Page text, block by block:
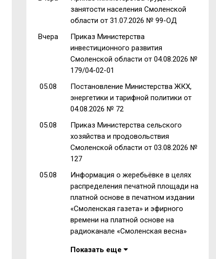
занятости населения Смоленской
области от 31.07.2026 № 99-ОД
Вчера
Приказ Министерства
инвестиционного развития
Смоленской области от 04.08.2026 №
179/04-02-01
05.08
Постановление Министерства ЖКХ,
энергетики и тарифной политики от
04.08.2026 № 72
05.08
Приказ Министерства сельского
хозяйства и продовольствия
Смоленской области от 03.08.2026 №
127
05.08
Информация о жеребьёвке в целях
распределения печатной площади на
платной основе в печатном издании
«Смоленская газета» и эфирного
времени на платной основе на
радиоканале «Смоленская весна»
Показать еще